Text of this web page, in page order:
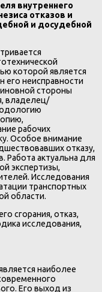
внутреннего
отказов и
и досудебной
которой является
его неисправности
стороны
владелец/
рабочих
Особое внимание
отказу,
Работа актуальна для
экспертизы,
Исследования
транспортных
области.
сгорания, отказ,
исследования,
наиболее
Его выход из